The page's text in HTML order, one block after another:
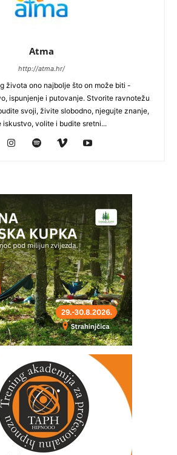
Atma
http://atma.hr/
života ono najbolje što on može biti -
ispunjenje i putovanje. Stvorite ravnotežu
svoji, živite slobodno, njegujte znanje,
iskustvo, volite i budite sretni...